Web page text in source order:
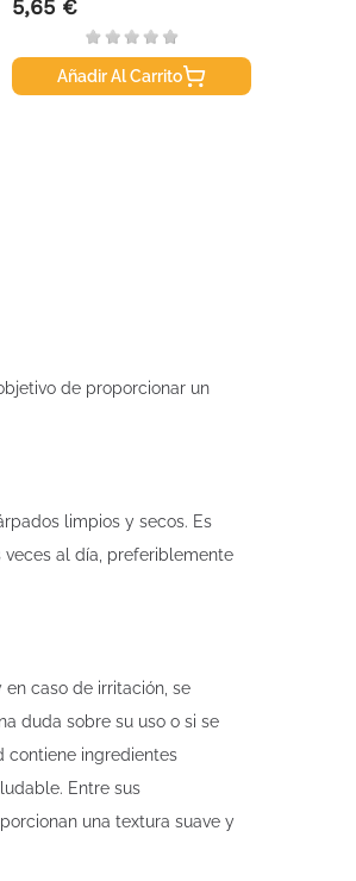
Precio
5,65 €
Añadir Al Carrito
de proporcionar un
limpios y secos. Es
al día, preferiblemente
caso de irritación, se
duda sobre su uso o si se
contiene ingredientes
Entre sus
una textura suave y